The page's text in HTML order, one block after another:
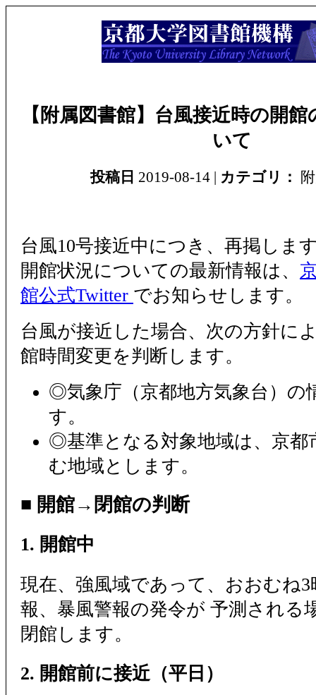
【附属図書館】台風接近時の開
いて
投稿日 2019-08-14 | カテゴリ：
台風10号接近中につき、再掲しま
開館状況についての最新情報は、
館公式Twitter でお知らせします。
台風が接近した場合、次の方針に
館時間変更を判断します。
◎気象庁（京都地方気象台）の
す。
◎基準となる対象地域は、京都
む地域とします。
■ 開館→閉館の判断
1. 開館中
現在、強風域であって、おおむね
報、暴風警報の発令が 予測される
閉館します。
2. 開館前に接近（平日）